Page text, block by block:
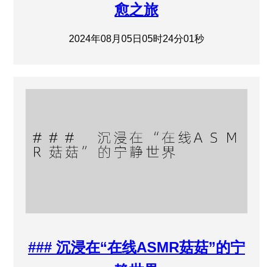
愈之旅
2024年08月05日05时24分01秒
### 沉浸在“在线ASMR菇菇”的宁